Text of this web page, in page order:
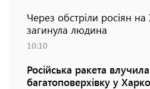
Через обстріли росіян на
загинула людина
10:10
Російська ракета
багатоповерхівку у